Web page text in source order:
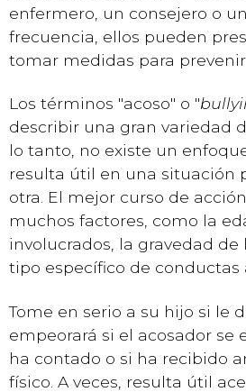
enfermero, un consejero o
frecuencia, ellos pueden
tomar medidas para
Los términos "acoso" o "
describir una gran variedad
lo tanto, no existe un
resulta útil en una situación
otra. El mejor curso de
muchos factores, como la
involucrados, la gravedad de
tipo específico de conductas
Tome en serio a su hijo si le
empeorará si el acosador se
ha contado o si ha recibido
físico. A veces, resulta útil